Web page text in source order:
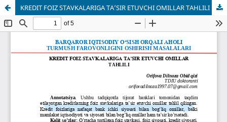
KREDIT FOIZ STAVKALARIGA TA’SIR ETUVCHI OMILLAR TAHLILI